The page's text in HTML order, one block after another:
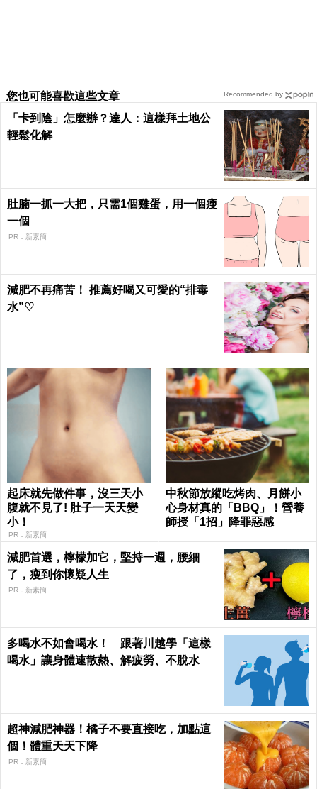
您也可能喜歡這些文章
「卡到陰」怎麼辦？達人：這樣拜土地公
輕鬆化解
肚腩一抓一大把，只需1個雞蛋，用一個瘦
一個
PR．新素簡
減肥不再痛苦！ 推薦好喝又可愛的“排毒
水”♡
起床就先做件事，沒三天小
腹就不見了! 肚子一天天變
小！
PR．新素簡
中秋節放縱吃烤肉、月餅小
心身材真的「BBQ」！營養
師授「1招」降罪惡感
減肥首選，檸檬加它，堅持一週，腰細
了，瘦到你懷疑人生
PR．新素簡
多喝水不如會喝水！ 跟著川越學「這樣
喝水」讓身體速散熱、解疲勞、不脫水
超神減肥神器！橘子不要直接吃，加點這
個！體重天天下降
PR．新素簡
Recommended by